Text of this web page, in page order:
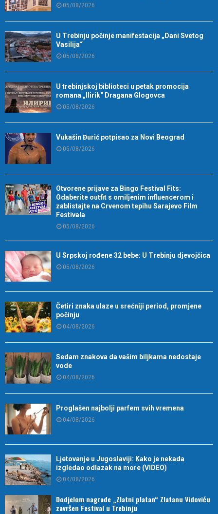
05/08/2026
U Trebinju počinje manifestacija „Dani Svetog
Vasilija“
05/08/2026
U trebinjskoj biblioteci u petak promocija
romana „Ilirik“ Dragana Glogovca
05/08/2026
Vukašin Đurić potpisao za Novi Beograd
05/08/2026
Otvorene prijave za Bingo Festival Fits:
Odaberite outfit s omiljenim influencerom i
zablistajte na Crvenom tepihu Sarajevo Film
Festivala
05/08/2026
U Srpskoj rođene 32 bebe: U Trebinju djevojčica
05/08/2026
Četiri znaka ulaze u srećniji period, promjene
počinju
04/08/2026
Sedam znakova da vašim biljkama nedostaje
vode
04/08/2026
Proglašen najbolji parfem svih vremena
04/08/2026
Ljetovanje u Jugoslaviji: Kako je nekada
izgledao odlazak na more (VIDEO)
04/08/2026
Dodjelom nagrade „Zlatni platan“ Zlatanu Vidoviću
završen Festival u Trebinju